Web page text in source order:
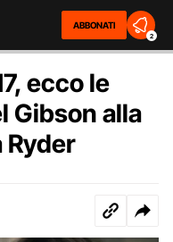
ABBONATI
2
ecco le
Gibson alla